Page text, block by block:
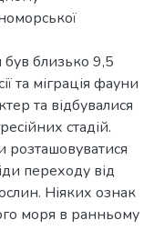
був близько 9,5
та міграція фауни
та відбувалися
стадій.
розташовуватися
переходу від
Ніяких ознак
моря в ранньому